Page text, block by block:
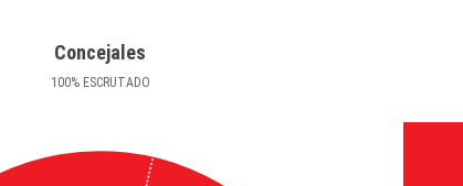
Concejales
100%ESCRUTADO